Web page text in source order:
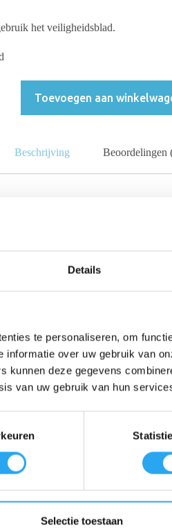
Details
te personaliseren, om
informatie over uw gebruik van
kunnen deze gegevens
van uw gebruik van hun
Selectie toestaan
het veiligheidsblad.
Toevoegen aan
Beschrijving Beoordelingen
keuken, en het behoud
emmer) zijn speciaal ontwikkeld
de enige manier om de beste
van hun
effectiefaan, zelfs op moeilijk
voorkom je slijtage
bereiding vangezonde en veilige
investering in originele producten
verzorging